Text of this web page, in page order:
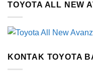
TOYOTA ALL NEW
KONTAK TOYOTA